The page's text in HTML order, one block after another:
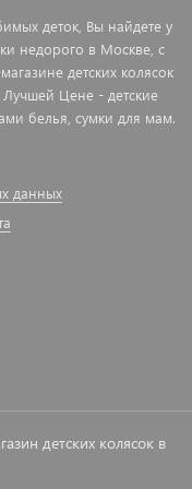
деток, Вы найдете у
недорого в Москве, с
детских колясок
Цене - детские
белья, сумки для мам.
данных
детских колясок в